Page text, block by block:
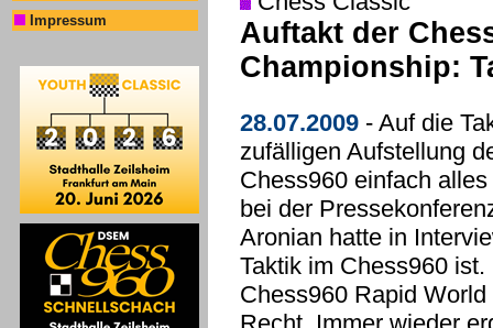
Impressum
Auftakt der
Championship:
28.07.2009 - Auf die
zufälligen Aufstellung
Chess960 einfach
bei der
Aronian hatte in
Taktik im Chess960
Chess960 Rapid